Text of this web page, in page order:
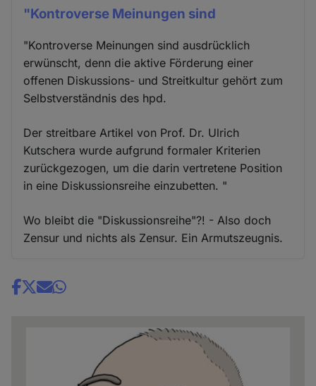
"Kontroverse Meinungen sind
"Kontroverse Meinungen sind ausdrücklich
erwünscht, denn die aktive Förderung einer
offenen Diskussions- und Streitkultur gehört zum
Selbstverständnis des hpd.
Der streitbare Artikel von Prof. Dr. Ulrich
Kutschera wurde aufgrund formaler Kriterien
zurückgezogen, um die darin vertretene Position
in eine Diskussionsreihe einzubetten. "
Wo bleibt die "Diskussionsreihe"?! - Also doch
Zensur und nichts als Zensur. Ein Armutszeugnis.
Share